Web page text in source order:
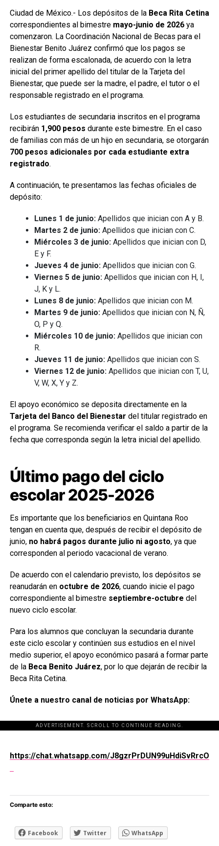
Ciudad de México.- Los depósitos de la Beca Rita Cetina
correspondientes al bimestre mayo-junio de 2026 ya
comenzaron. La Coordinación Nacional de Becas para el
Bienestar Benito Juárez confirmó que los pagos se
realizan de forma escalonada, de acuerdo con la letra
inicial del primer apellido del titular de la Tarjeta del
Bienestar, que puede ser la madre, el padre, el tutor o el
responsable registrado en el programa.
Los estudiantes de secundaria inscritos en el programa
recibirán 1,900 pesos durante este bimestre. En el caso
de familias con más de un hijo en secundaria, se otorgarán
700 pesos adicionales por cada estudiante extra
registrado.
A continuación, te presentamos las fechas oficiales de
depósito:
Lunes 1 de junio: Apellidos que inician con A y B.
Martes 2 de junio: Apellidos que inician con C.
Miércoles 3 de junio: Apellidos que inician con D,
E y F.
Jueves 4 de junio: Apellidos que inician con G.
Viernes 5 de junio: Apellidos que inician con H, I,
J, K y L.
Lunes 8 de junio: Apellidos que inician con M.
Martes 9 de junio: Apellidos que inician con N, Ñ,
O, P y Q.
Miércoles 10 de junio: Apellidos que inician con
R.
Jueves 11 de junio: Apellidos que inician con S.
Viernes 12 de junio: Apellidos que inician con T, U,
V, W, X, Y y Z.
El apoyo económico se deposita directamente en la
Tarjeta del Banco del Bienestar del titular registrado en
el programa. Se recomienda verificar el saldo a partir de la
fecha que corresponda según la letra inicial del apellido.
Último pago del ciclo
escolar 2025-2026
Es importante que los beneficiarios en Quintana Roo
tengan en cuenta que, después de recibir el depósito de
junio, no habrá pagos durante julio ni agosto, ya que
corresponden al periodo vacacional de verano.
De acuerdo con el calendario previsto, los depósitos se
reanudarán en octubre de 2026, cuando inicie el pago
correspondiente al bimestre septiembre-octubre del
nuevo ciclo escolar.
Para los alumnos que concluyan la secundaria durante
este ciclo escolar y continúen sus estudios en el nivel
medio superior, el apoyo económico pasará a formar parte
de la Beca Benito Juárez, por lo que dejarán de recibir la
Beca Rita Cetina.
Únete a nuestro canal de noticias por WhatsApp:
ADVERTISEMENT. SCROLL TO CONTINUE READING.
[adsforwp id="243463"]
https://chat.whatsapp.com/J8gzrPrDUN99uHdiSvRrcO
Comparte esto:
Facebook Twitter WhatsApp